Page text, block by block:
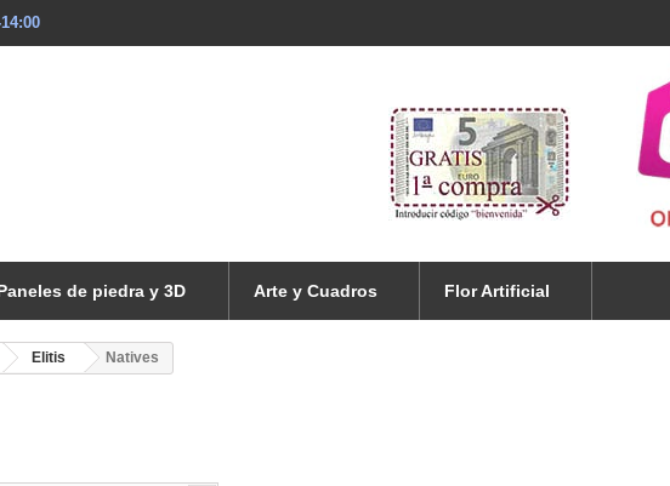
de piedra y 3D Arte y Cuadros Flor Artificial
Elitis Natives